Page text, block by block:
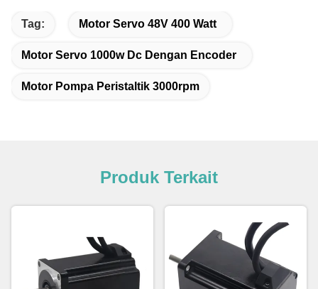
Tag: Motor Servo 48V 400 Watt
Motor Servo 1000w Dc Dengan Encoder
Motor Pompa Peristaltik 3000rpm
Produk Terkait